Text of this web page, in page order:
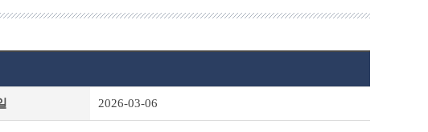
2026-03-06